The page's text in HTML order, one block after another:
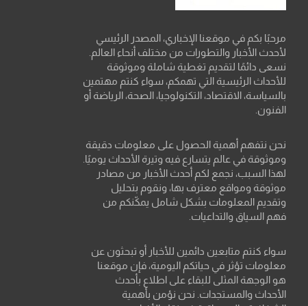
مرحبًا بكم في موقعنا الإخباري، المصدر الرئيسي
لأحدث الأخبار والتطورات من مختلف أنحاء العالم.
نسعى دائمًا لتقديم تغطية شاملة وموثوقة
للأحداث الرئيسية التي تهمكم، سواء كنتم مهتمين
بالسياسة، الاقتصاد، التكنولوجيا، الصحة، الرياضة أو
الفنون.
نحن نتفهم أهمية الحصول على معلومات دقيقة
وموثوقة في عالم يتسارع فيه وتيرة الأحداث يوميًا.
لهذا السبب، نجمع لكم أحدث الأخبار من مصادر
موثوقة ومواقع معترف بها، ونقوم بتحليل
وتقديم المعلومات بشكل شامل يمكّنكم من
فهم السياق والتداعيات.
سواء كنتم متابعين دائمين للأخبار أو تبحثون عن
معلومات تؤثر في حياتكم اليومية، فإن موقعنا
هو الوجهة المثلى للبقاء على اطلاع بأحدث
الأحداث والمستجدات. نحن نؤمن بأهمية